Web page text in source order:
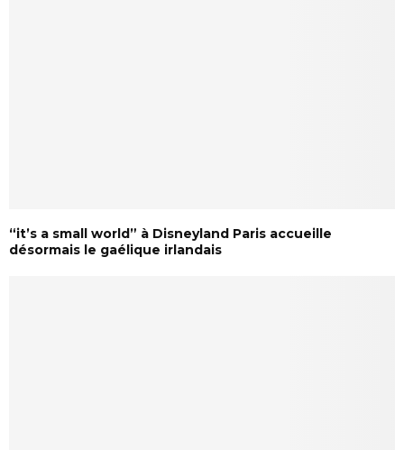
“it’s a small world” à Disneyland Paris accueille
désormais le gaélique irlandais